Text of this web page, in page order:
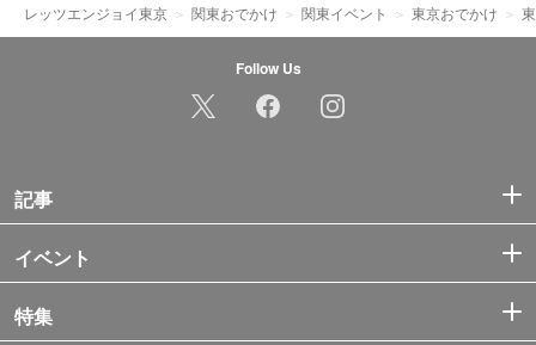
レッツエンジョイ東京 関東おでかけ 関東イベント 東京おでかけ
Follow Us
記事
イベント
特集